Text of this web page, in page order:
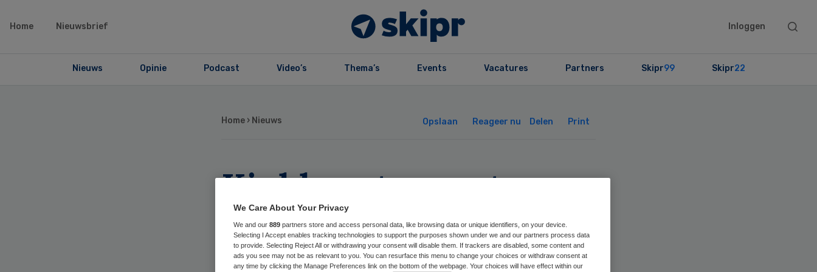
Home Nieuwsbrief Inloggen
Search
Nieuws Opinie Podcast Video’s Thema’s Events Vacatures Partners Skipr99 Skipr22
Home › Nieuws Opslaan Reageer nu Delen Print
Kinkhoest neemt weer
toe
We Care About Your Privacy
We and our 889 partners store and access personal data, like browsing data or unique identifiers, on your device.
Selecting I Accept enables tracking technologies to support the purposes shown under we and our partners process data
to provide. Selecting Reject All or withdrawing your consent will disable them. If trackers are disabled, some content and
ads you see may not be as relevant to you. You can resurface this menu to change your choices or withdraw consent at
any time by clicking the Manage Preferences link on the bottom of the webpage. Your choices will have effect within our